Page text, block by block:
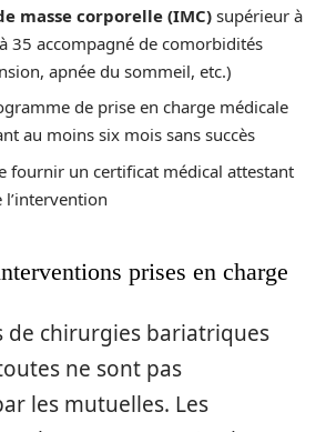
masse corporelle (IMC)supérieur à
35 accompagné de comorbidités
apnée du sommeil, etc.)
de prise en charge médicale
au moins six mois sans succès
fournir un certificat médical attestant
l’intervention
prises en charge
de chirurgies bariatriques
ne sont pas
les mutuelles. Les